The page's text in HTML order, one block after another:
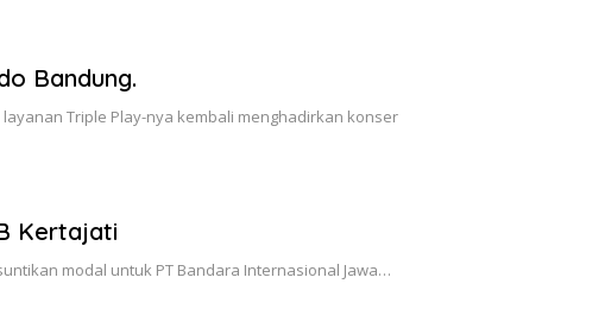
Bandung.
layanan Triple Play-nya kembali menghadirkan konser
Kertajati
modal untuk PT Bandara Internasional Jawa…